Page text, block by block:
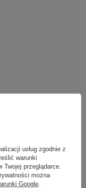
usług zgodnie z
warunki
Twojej przeglądarce.
można
Google